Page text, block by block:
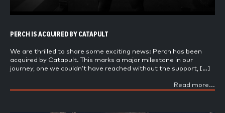
PERCH IS ACQUIRED BY CATAPULT
We are thrilled to share some exciting news: Perch has been
acquired by Catapult. This marks a major milestone in our
journey, one we couldn’t have reached without the support, […]
Read more...